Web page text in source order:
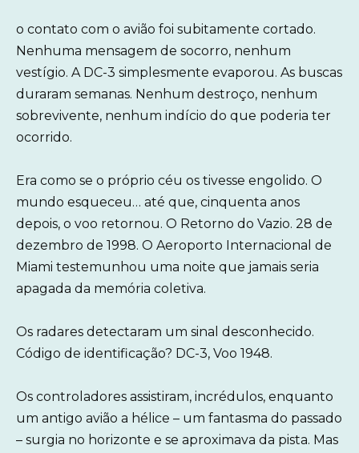
o contato com o avião foi subitamente cortado.
Nenhuma mensagem de socorro, nenhum
vestígio. A DC-3 simplesmente evaporou. As buscas
duraram semanas. Nenhum destroço, nenhum
sobrevivente, nenhum indício do que poderia ter
ocorrido.
Era como se o próprio céu os tivesse engolido. O
mundo esqueceu… até que, cinquenta anos
depois, o voo retornou. O Retorno do Vazio. 28 de
dezembro de 1998. O Aeroporto Internacional de
Miami testemunhou uma noite que jamais seria
apagada da memória coletiva.
Os radares detectaram um sinal desconhecido.
Código de identificação? DC-3, Voo 1948.
Os controladores assistiram, incrédulos, enquanto
um antigo avião a hélice – um fantasma do passado
– surgia no horizonte e se aproximava da pista. Mas